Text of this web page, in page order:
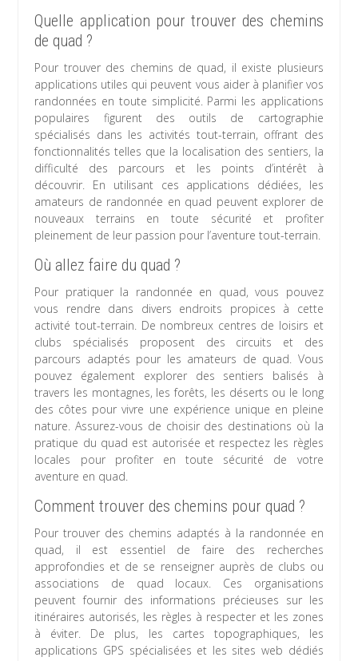
Quelle application pour trouver des chemins
de quad ?
Pour trouver des chemins de quad, il existe plusieurs
applications utiles qui peuvent vous aider à planifier vos
randonnées en toute simplicité. Parmi les applications
populaires figurent des outils de cartographie
spécialisés dans les activités tout-terrain, offrant des
fonctionnalités telles que la localisation des sentiers, la
difficulté des parcours et les points d’intérêt à
découvrir. En utilisant ces applications dédiées, les
amateurs de randonnée en quad peuvent explorer de
nouveaux terrains en toute sécurité et profiter
pleinement de leur passion pour l’aventure tout-terrain.
Où allez faire du quad ?
Pour pratiquer la randonnée en quad, vous pouvez
vous rendre dans divers endroits propices à cette
activité tout-terrain. De nombreux centres de loisirs et
clubs spécialisés proposent des circuits et des
parcours adaptés pour les amateurs de quad. Vous
pouvez également explorer des sentiers balisés à
travers les montagnes, les forêts, les déserts ou le long
des côtes pour vivre une expérience unique en pleine
nature. Assurez-vous de choisir des destinations où la
pratique du quad est autorisée et respectez les règles
locales pour profiter en toute sécurité de votre
aventure en quad.
Comment trouver des chemins pour quad ?
Pour trouver des chemins adaptés à la randonnée en
quad, il est essentiel de faire des recherches
approfondies et de se renseigner auprès de clubs ou
associations de quad locaux. Ces organisations
peuvent fournir des informations précieuses sur les
itinéraires autorisés, les règles à respecter et les zones
à éviter. De plus, les cartes topographiques, les
applications GPS spécialisées et les sites web dédiés